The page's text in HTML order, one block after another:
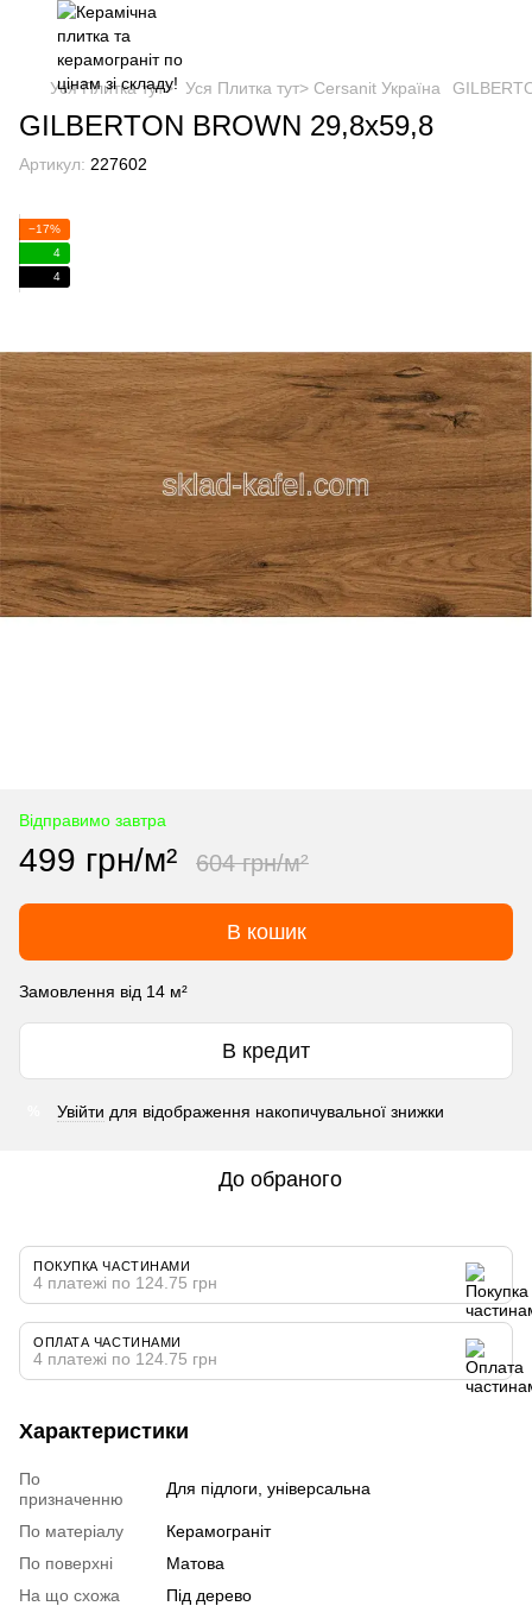
Уся Плитка тут> Уся Плитка тут> Cersanit Україна
GILBERTON BROWN 29,8х59,8
Артикул: 227602
−17%
4
4
Відправимо завтра
499 грн/м² 604 грн/м²
В кошик
Замовлення від 14 м²
В кредит
Увійти для відображення накопичувальної знижки
До обраного
ПОКУПКА ЧАСТИНАМИ
4 платежі по 124.75 грн
ОПЛАТА ЧАСТИНАМИ
4 платежі по 124.75 грн
Характеристики
По
призначенню
Для підлоги, універсальна
По матеріалу
Керамограніт
По поверхні
Матова
На що схожа
Під дерево